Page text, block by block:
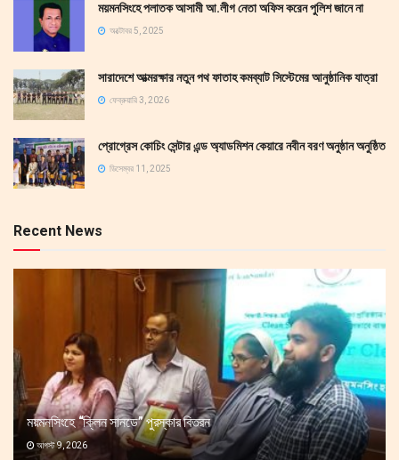
ময়মনসিংহে পলাতক আসামী আ.লীগ নেতা অফিস করেন পুলিশ জানে না
অক্টোবর 5, 2025
সারাদেশে আত্মরক্ষার নতুন পথ ফাতাহ কমব্যাট সিস্টেমের আনুষ্ঠানিক যাত্রা
ফেব্রুয়ারি 3, 2026
প্রোগ্রেস কোচিং সেন্টার এন্ড অ্যাডমিশন কেয়ারে নবীন বরণ অনুষ্ঠান অনুষ্ঠিত
ডিসেম্বর 11, 2025
Recent News
ময়মনসিংহে “ক্লিন সানডে” পুরস্কার বিতরন
আগস্ট 9, 2026